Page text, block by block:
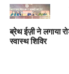
ब्रेथ ईज़ी ने लगाया
स्वास्थ शिविर